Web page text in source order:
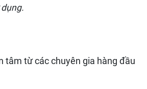
tâm từ các chuyên gia hàng đầu